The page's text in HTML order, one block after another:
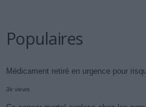
Populaires
Médicament retiré en urgence pour
3k views